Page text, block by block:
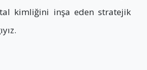
kimliğini inşa eden stratejik